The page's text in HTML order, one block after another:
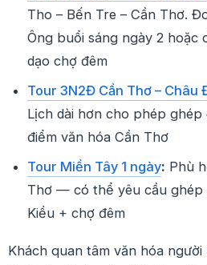
Tho – Bến Tre – Cần Thơ.
Ông buổi sáng ngày 2 hoặc
dạo chợ đêm
Tour 3N2Đ Cần Thơ –
Lịch dài hơn cho phép
điểm văn hóa Cần Thơ
Tour Miền Tây 1 ngày: Phù
Thơ — có thể yêu cầu ghép
Kiều + chợ đêm
Khách quan tâm văn hóa